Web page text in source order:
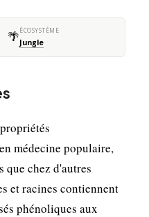
🌴ÉCOSYSTÈME
Jungle
médecine populaire,
que chez d'autres
et racines contiennent
phénoliques aux